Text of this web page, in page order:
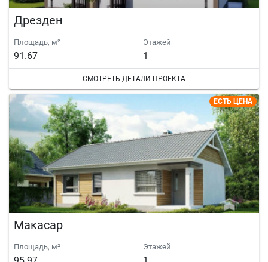
Дрезден
Площадь, м²
91.67
Этажей
1
СМОТРЕТЬ ДЕТАЛИ ПРОЕКТА
ЕСТЬ ЦЕНА
Макасар
Площадь, м² Этажей